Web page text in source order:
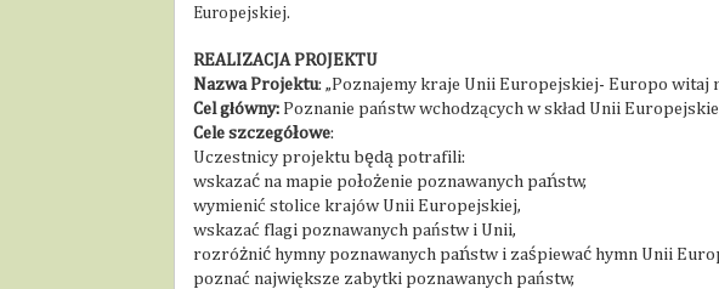
Europejskiej.
REALIZACJA PROJEKTU
Nazwa Projektu: „Poznajemy kraje Unii Europejskiej- Europo witaj
Cel główny: Poznanie państw wchodzących w skład Unii
Cele szczegółowe:
Uczestnicy projektu będą potrafili:
wskazać na mapie położenie poznawanych państw,
wymienić stolice krajów Unii Europejskiej,
wskazać flagi poznawanych państw i Unii,
rozróżnić hymny poznawanych państw i zaśpiewać hymn Unii
poznać największe zabytki poznawanych państw,